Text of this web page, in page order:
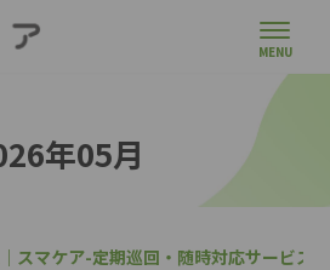
年05月
スマケア-定期巡回・随時対応サービス